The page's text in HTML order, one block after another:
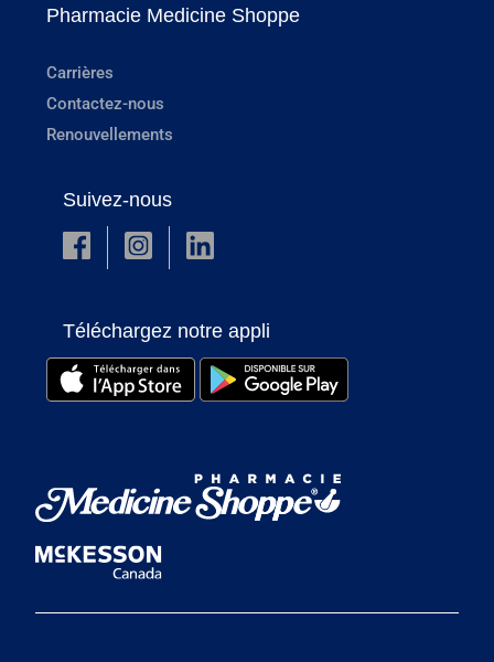
Pharmacie Medicine Shoppe
Carrières
Contactez-nous
Renouvellements
Suivez-nous
Téléchargez notre appli